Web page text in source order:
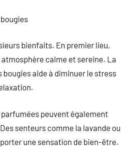
bienfaits. En premier lieu,
calme et sereine. La
bougies aide à diminuer le stress
parfumées peuvent également
senteurs comme la lavande ou
une sensation de bien-être.